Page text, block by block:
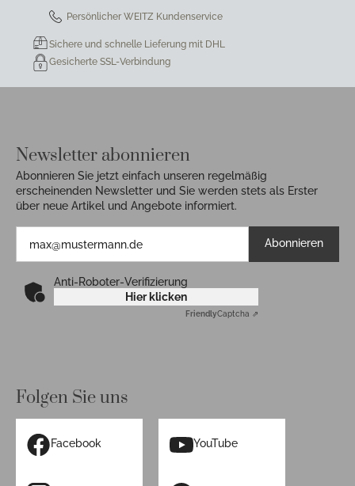
Persönlicher WEITZ Kundenservice
Sichere und schnelle Lieferung mit DHL
Gesicherte SSL-Verbindung
Newsletter abonnieren
Abonnieren Sie jetzt einfach unseren regelmäßig
erscheinenden Newsletter und Sie werden stets als Erster
über neue Artikel und Angebote informiert.
Abonnieren
Anti-Roboter-Verifizierung
Hier klicken
FriendlyCaptcha ⇗
Folgen Sie uns
Facebook YouTube